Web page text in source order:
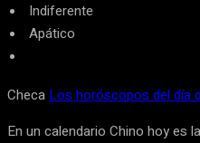
Indiferente
Apático
Checa Los horóscopos del día
En un calendario Chino hoy es